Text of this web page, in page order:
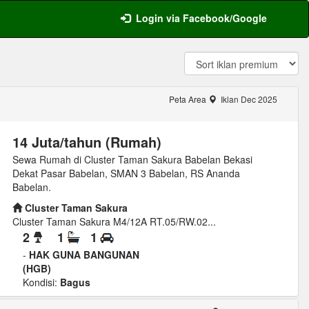
Login via Facebook/Google
Peta Area Iklan Dec 2025
14 Juta/tahun (Rumah)
Sewa Rumah di Cluster Taman Sakura Babelan Bekasi
Dekat Pasar Babelan, SMAN 3 Babelan, RS Ananda
Babelan.
Cluster Taman Sakura
Cluster Taman Sakura M4/12A RT.05/RW.02...
2 1 1
- HAK GUNA BANGUNAN
(HGB)
Kondisi: Bagus